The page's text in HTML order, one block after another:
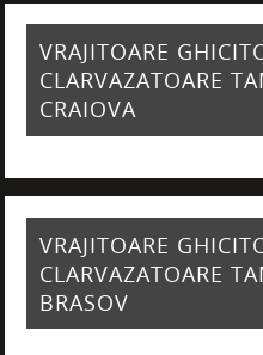
VRAJITOARE
CLARVAZATOARE
CRAIOVA
VRAJITOARE
CLARVAZATOARE
BRASOV